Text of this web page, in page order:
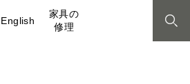
English
家具の
修理